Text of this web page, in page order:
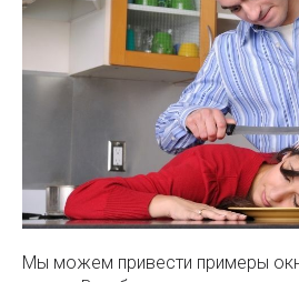
Мы можем привести примеры